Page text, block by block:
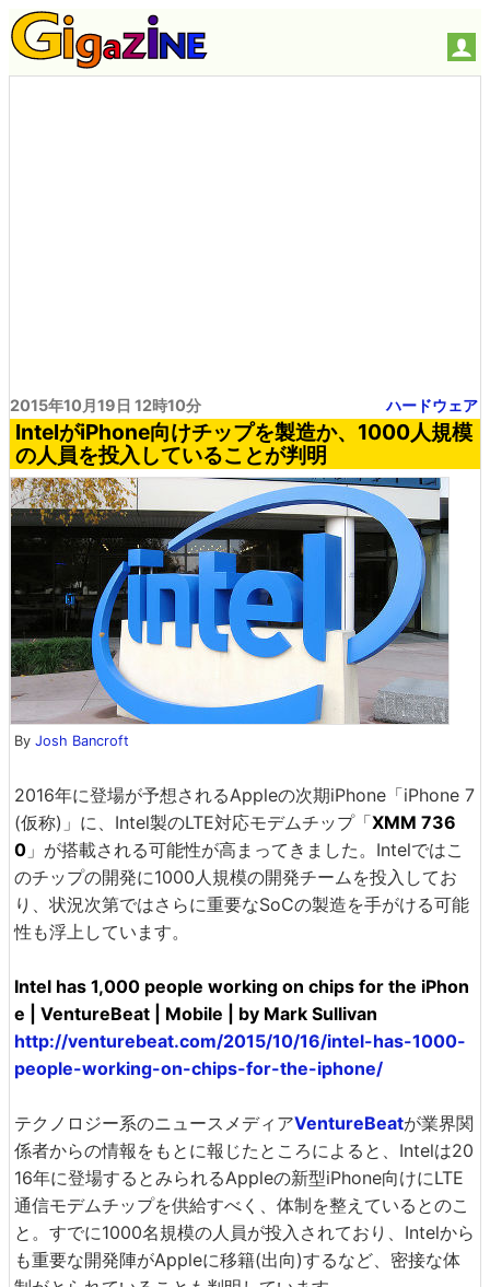
2015年10月19日 12時10分 ハードウェア
IntelがiPhone向けチップを製造か、1000人規模
の人員を投入していることが判明
By Josh Bancroft
2016年に登場が予想されるAppleの次期iPhone「iPhone 7
(仮称)」に、Intel製のLTE対応モデムチップ「XMM 736
0 」が搭載される可能性が高まってきました。Intelではこ
のチップの開発に1000人規模の開発チームを投入してお
り、状況次第ではさらに重要なSoCの製造を手がける可能
性も浮上しています。
Intel has 1,000 people working on chips for the iPhon
e | VentureBeat | Mobile | by Mark Sullivan
http://venturebeat.com/2015/10/16/intel-has-1000-
people-working-on-chips-for-the-iphone/
テクノロジー系のニュースメディアVentureBeatが業界関
係者からの情報をもとに報じたところによると、Intelは20
16年に登場するとみられるAppleの新型iPhone向けにLTE
通信モデムチップを供給すべく、体制を整えているとのこ
と。すでに1000名規模の人員が投入されており、Intelから
も重要な開発陣がAppleに移籍(出向)するなど、密接な体